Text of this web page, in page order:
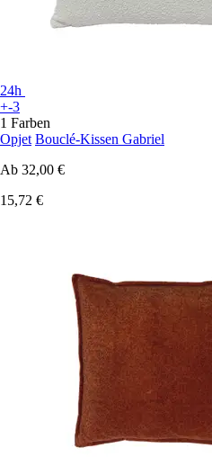
24h
+-3
1 Farben
Opjet Bouclé-Kissen Gabriel
Ab 32,00 €
15,72 €